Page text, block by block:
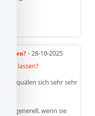
lassen? - 28-10-2025
quälen sich sehr sehr
generell, wenn sie